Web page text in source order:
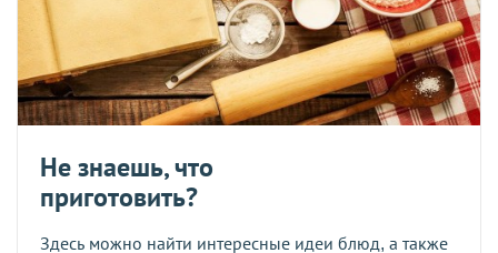
Не знаешь, что
приготовить?
Здесь можно найти интересные идеи блюд, а также